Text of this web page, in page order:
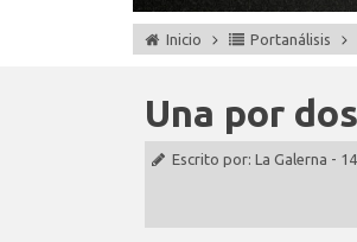
Inicio Portanálisis
Una por dos
Escrito por: La Galerna -